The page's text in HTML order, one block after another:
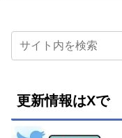
更新情報はXで